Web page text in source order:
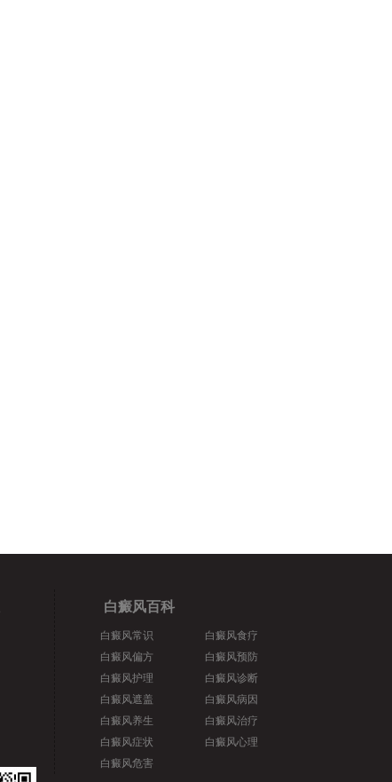
白癜风百科
白癜风常识
白癜风偏方
白癜风护理
白癜风遮盖
白癜风养生
白癜风症状
白癜风危害
白癜风食疗
白癜风预防
白癜风诊断
白癜风病因
白癜风治疗
白癜风心理